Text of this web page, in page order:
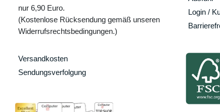
nur 6,90 Euro.
(Kostenlose Rücksendung gemäß unseren
Widerrufsrechtsbedingungen.)
Versandkosten
Sendungsverfolgung
Login /